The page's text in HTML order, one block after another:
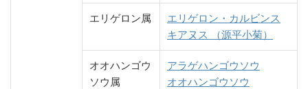
エリゲロン属
エリゲロン・カルビンス
キアヌス （源平小菊）
オオハンゴウ
ソウ属
アラゲハンゴウソウ
オオハンゴウソウ